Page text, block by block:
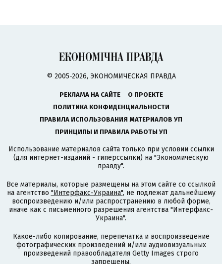
© 2005-2026, ЭКОНОМИЧЕСКАЯ ПРАВДА
РЕКЛАМА НА САЙТЕ
О ПРОЕКТЕ
ПОЛИТИКА КОНФИДЕНЦИАЛЬНОСТИ
ПРАВИЛА ИСПОЛЬЗОВАНИЯ МАТЕРИАЛОВ УП
ПРИНЦИПЫ И ПРАВИЛА РАБОТЫ УП
Использование материалов сайта только при условии ссылки
(для интернет-изданий - гиперссылки) на "Экономическую
правду".
Все материалы, которые размещены на этом сайте со ссылкой
на агентство "Интерфакс-Украина", не подлежат дальнейшему
воспроизведению и/или распространению в любой форме,
иначе как с письменного разрешения агентства "Интерфакс-
Украина".
Какое-либо копирование, перепечатка и воспроизведение
фотографических произведений и/или аудиовизуальных
произведений правообладателя Getty Images строго
запрещены.